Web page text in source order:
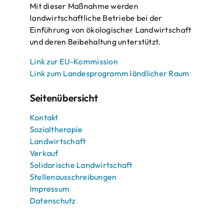
Mit dieser Maßnahme werden
landwirtschaftliche Betriebe bei der
Einführung von ökologischer Landwirtschaft
und deren Beibehaltung unterstützt.
Link zur EU-Kommission
Link zum Landesprogramm ländlicher Raum
Seitenübersicht
Kontakt
Sozialtherapie
Landwirtschaft
Verkauf
Solidarische Landwirtschaft
Stellenausschreibungen
Impressum
Datenschutz